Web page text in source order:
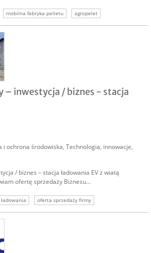
mobilna fabryka pelletu
agropelet
produkcja pelletu szukam inwestora
– inwestycja / biznes - stacja
i ochrona środowiska, Technologia, innowacje,
/ biznes – stacja ładowania EV z wiatą
ofertę sprzedaży Biznesu...
oferta sprzedaży firmy